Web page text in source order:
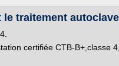
traitement
certifiée CTB-B+,classe